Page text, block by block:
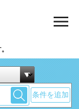
条件を追加